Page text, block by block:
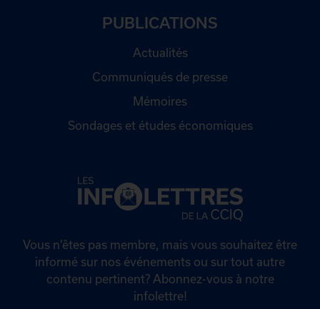
PUBLICATIONS
Actualités
Communiqués de presse
Mémoires
Sondages et études économiques
Vous n’êtes pas membre, mais vous souhaitez être
informé sur nos événements ou sur tout autre
contenu pertinent? Abonnez-vous à notre
infolettre!